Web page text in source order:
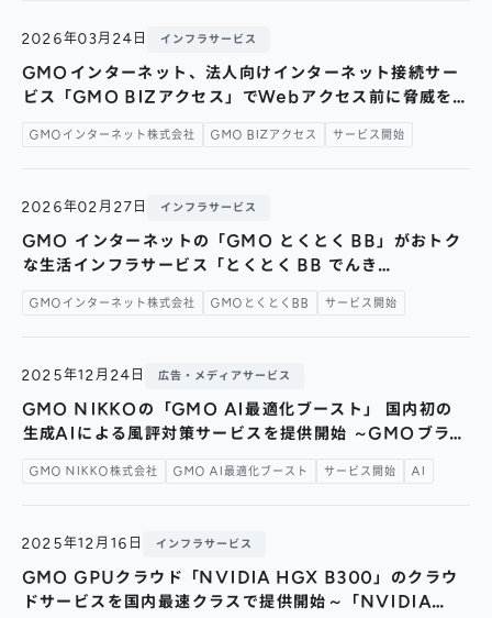
2026年03月24日 インフラサービス
GMOインターネット、法人向けインターネット接続サー
ビス「GMO BIZアクセス」でWebアクセス前に脅威を
開始～フィッシングサイトやマルウェア対策を通信レベル
GMOインターネット株式会社 GMO BIZアクセス サービス開始
2026年02月27日 インフラサービス
GMO インターネットの「GMO とくとく BB」がおトク
な生活インフラサービス「とくとく BB でんき
イメージキャラクター坂巻有紗さんの広告ビジュアルとイ
GMOインターネット株式会社 GMOとくとくBB サービス開始
2025年12月24日 広告・メディアサービス
GMO NIKKOの「GMO AI最適化ブースト」 国内初の
生成AIによる風評対策サービスを提供開始 ～GMOブラン
なブランドセーフティ基盤を構築～
GMO NIKKO株式会社 GMO AI最適化ブースト サービス開始 AI
2025年12月16日 インフラサービス
GMO GPUクラウド「NVIDIA HGX B300」のクラウ
ドサービスを国内最速クラスで提供開始～「NVIDIA